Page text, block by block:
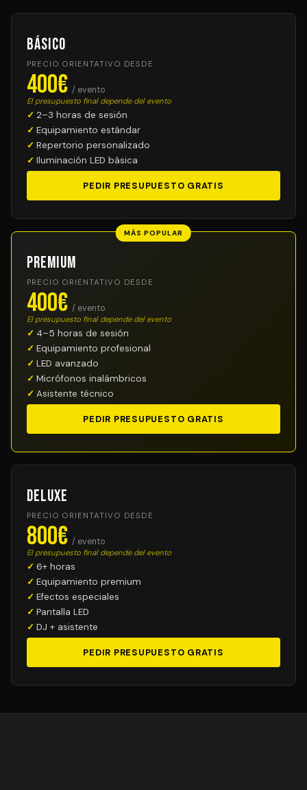
Básico
PRECIO ORIENTATIVO DESDE
400€ / evento
El presupuesto final depende del evento
2–3 horas de sesión
Equipamiento estándar
Repertorio personalizado
Iluminación LED básica
PEDIR PRESUPUESTO GRATIS
MÁS POPULAR
Premium
PRECIO ORIENTATIVO DESDE
400€ / evento
El presupuesto final depende del evento
4–5 horas de sesión
Equipamiento profesional
LED avanzado
Micrófonos inalámbricos
Asistente técnico
PEDIR PRESUPUESTO GRATIS
Deluxe
PRECIO ORIENTATIVO DESDE
800€ / evento
El presupuesto final depende del evento
6+ horas
Equipamiento premium
Efectos especiales
Pantalla LED
DJ + asistente
PEDIR PRESUPUESTO GRATIS